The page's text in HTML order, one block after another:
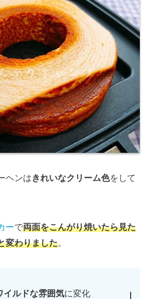
ヘンはきれいなクリーム色をして
ーで両面をこんがり焼いたら見た
変わりました。
イルドな雰囲気に変化